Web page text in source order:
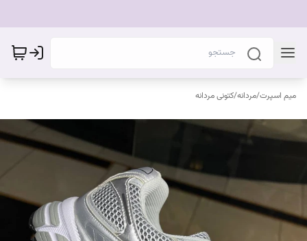
میم اسپرت/مردانه/کتونی مردانه